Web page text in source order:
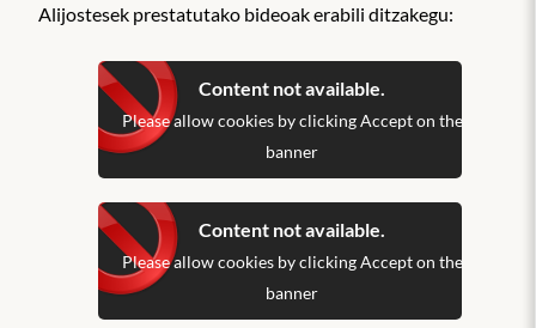
Alijostesek prestatutako bideoak erabili ditzakegu:
Content not available.
Please allow cookies by clicking Accept on the
banner
Content not available.
Please allow cookies by clicking Accept on the
banner